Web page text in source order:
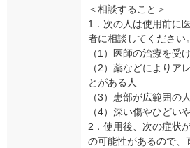
＜相談すること＞
1．次の人は使用前に
者に相談してください。
（1）医師の治療を受
（2）薬などによりア
とがある人
（3）患部が広範囲の人
（4）深い傷やひどい
2．使用後、次の症状
の可能性があるので、